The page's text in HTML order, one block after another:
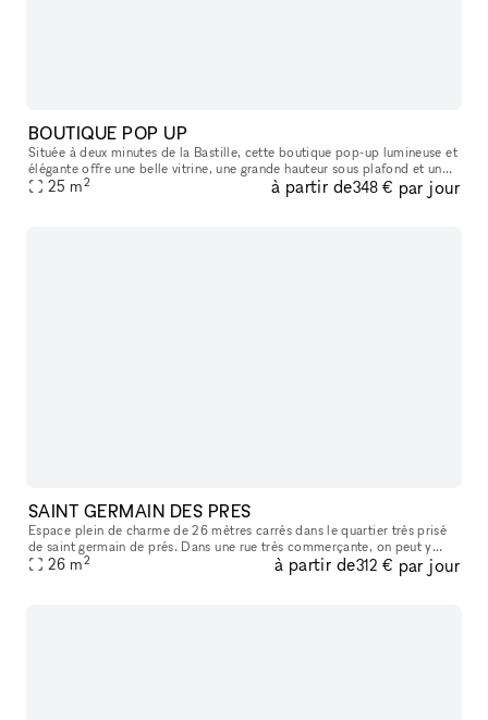
BOUTIQUE POP UP
Située à deux minutes de la Bastille, cette boutique pop-up lumineuse et
élégante offre une belle vitrine, une grande hauteur sous plafond et un
agencement idéal pour tous vos projets : showroom, exp
25 m2 à partir de348 € par jour
SAINT GERMAIN DES PRES
Espace plein de charme de 26 mètres carrés dans le quartier très prisé
de saint germain de prés. Dans une rue très commerçante, on peut y
apercevoir le carré saint germain, idéal pour y accueillir sa
26 m2 à partir de312 € par jour